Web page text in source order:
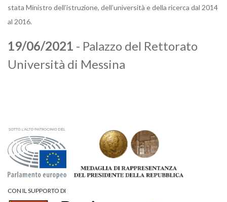
stata Ministro dell’istruzione, dell’università e della ricerca dal 2014
al 2016.
19/06/2021 - Palazzo del Rettorato
Università di Messina
CON IL SUPPORTO DI